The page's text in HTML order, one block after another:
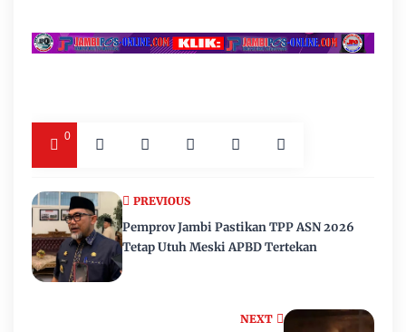
0
NEXT
PREVIOUS
Pemprov Jambi Pastikan TPP ASN 2026
Tetap Utuh Meski APBD Tertekan